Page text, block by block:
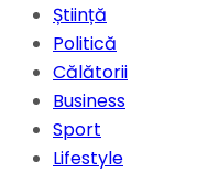
Știință
Politică
Călătorii
Business
Sport
Lifestyle